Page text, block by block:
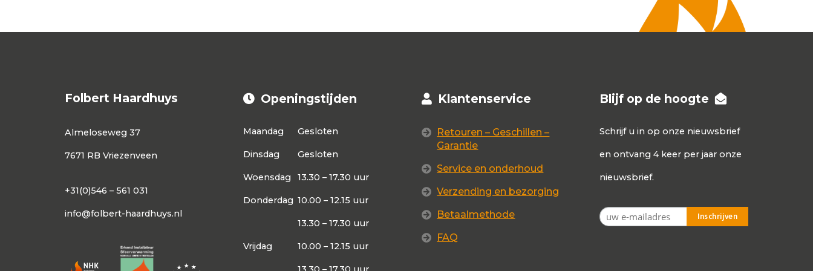
Folbert Haardhuys
Almeloseweg 37
7671 RB Vriezenveen
+31(0)546 – 561 031
info@folbert-haardhuys.nl
Openingstijden
Maandag Gesloten
Dinsdag Gesloten
Woensdag 13.30 – 17.30 uur
Donderdag 10.00 – 12.15 uur
13.30 – 17.30 uur
Vrijdag 10.00 – 12.15 uur
Klantenservice
Retouren – Geschillen –
Garantie
Service en onderhoud
Verzending en bezorging
Betaalmethode
FAQ
Blijf op de hoogte
Schrijf u in op onze nieuwsbrief
en ontvang 4 keer per jaar onze
nieuwsbrief.